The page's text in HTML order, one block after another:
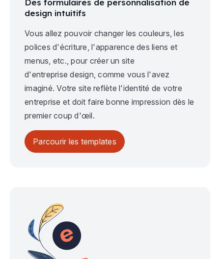
Des formulaires de personnalisation de
design intuitifs
Vous allez pouvoir changer les couleurs, les
polices d'écriture, l'apparence des liens et
menus, etc., pour créer un site
d'entreprise design, comme vous l'avez
imaginé. Votre site reflète l'identité de votre
entreprise et doit faire bonne impression dès le
premier coup d'œil.
Parcourir les templates